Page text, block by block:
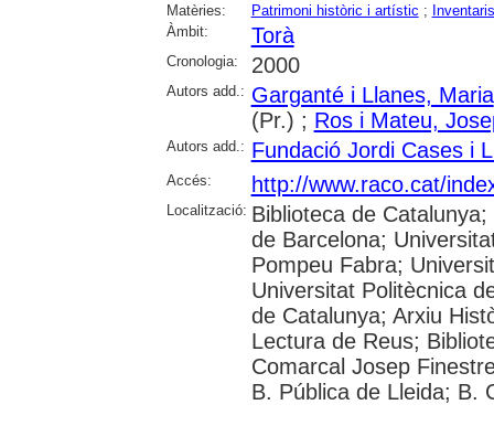
Matèries: Patrimoni històric i artístic ; Inventaris
Àmbit:
Torà
Cronologia: 2000
Autors add.: Garganté i Llanes, Maria
(Pr.) ; Ros i Mateu,
Autors add.: Fundació Jordi Cases i
Accés: http://www.raco.cat/
Localització: Biblioteca de
de Barcelona;
Pompeu Fabra;
Universitat Politècnica
de Catalunya; Arxiu
Lectura de Reus;
Comarcal Josep
B. Pública de Lleida; B.